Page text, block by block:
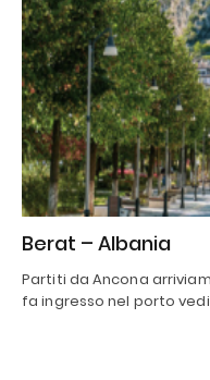
Berat – Albania
Partiti da Ancona
fa ingresso nel porto